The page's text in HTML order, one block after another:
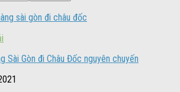
Sài Gòn đi Châu Đốc nguyên chuyến